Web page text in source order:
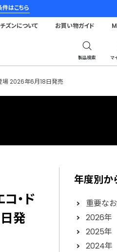
はこちら
製品検索 マ
ズンについて お買い物ガイド
登場 2026年6月18日発売
・ド
発
年度別か
重要な
2026年
2025年
2024年